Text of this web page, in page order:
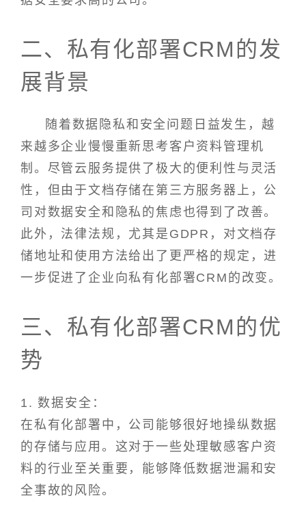
二、私有化部署CRM的发
展背景
随着数据隐私和安全问题日益发生，越
来越多企业慢慢重新思考客户资料管理机
制。尽管云服务提供了极大的便利性与灵活
性，但由于文档存储在第三方服务器上，公
司对数据安全和隐私的焦虑也得到了改善。
此外，法律法规，尤其是GDPR，对文档存
储地址和使用方法给出了更严格的规定，进
一步促进了企业向私有化部署CRM的改变。
三、私有化部署CRM的优
势
1. 数据安全：
在私有化部署中，公司能够很好地操纵数据
的存储与应用。这对于一些处理敏感客户资
料的行业至关重要，能够降低数据泄漏和安
全事故的风险。